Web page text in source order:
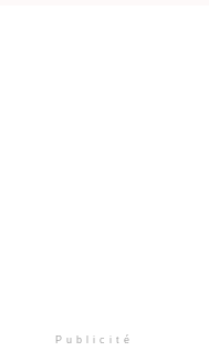
Publicité